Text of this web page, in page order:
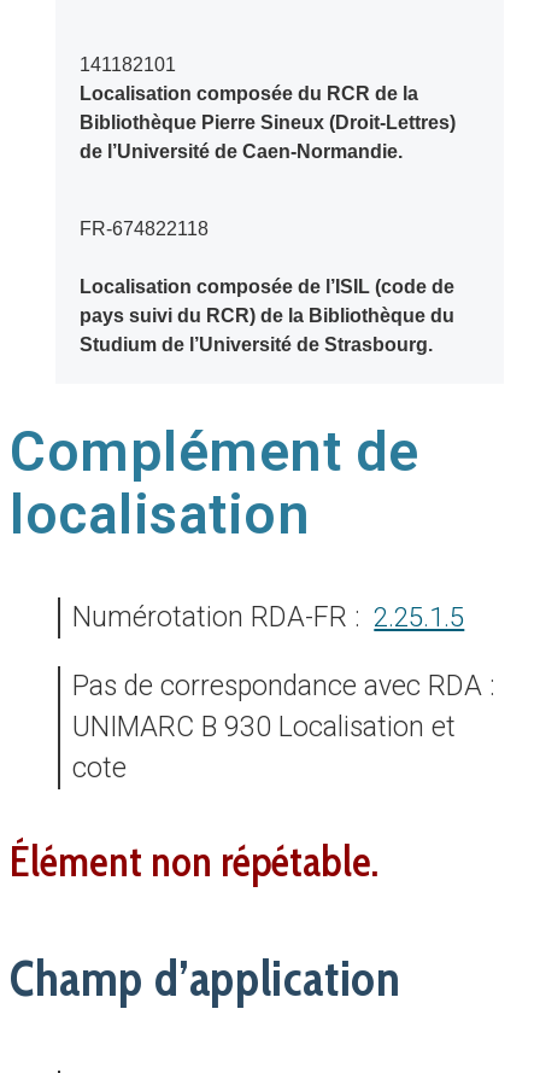
141182101
Localisation composée du RCR de la
Bibliothèque Pierre Sineux (Droit-Lettres)
de l’Université de Caen-Normandie.
FR-674822118
Localisation composée de l’ISIL (code de
pays suivi du RCR) de la Bibliothèque du
Studium de l’Université de Strasbourg.
Complément de
localisation
Numérotation RDA-FR : 2.25.1.5
Pas de correspondance avec RDA :
UNIMARC B 930 Localisation et
cote
élément non répétable.
Champ d’application